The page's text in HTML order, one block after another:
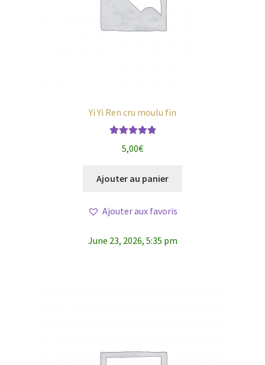
Yi Yi Ren cru moulu fin
5,00€
Ajouter au panier
Ajouter aux favoris
June 23, 2026, 5:35 pm